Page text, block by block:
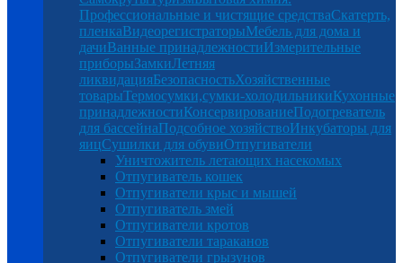
Профессиональные и чистящие средстваСкатерть,
пленкаВидеорегистраторыМебель для дома и
дачиВанные принадлежностиИзмерительные
приборыЗамкиЛетняя
ликвидацияБезопасностьХозяйственные
товарыТермосумки,сумки-холодильникиКухонные
принадлежностиКонсервированиеПодогреватель
для бассейнаПодсобное хозяйствоИнкубаторы для
яицСушилки для обувиОтпугиватели
Уничтожитель летающих насекомых
Отпугиватель кошек
Отпугиватели крыс и мышей
Отпугиватель змей
Отпугиватели кротов
Отпугиватели тараканов
Отпугиватели грызунов